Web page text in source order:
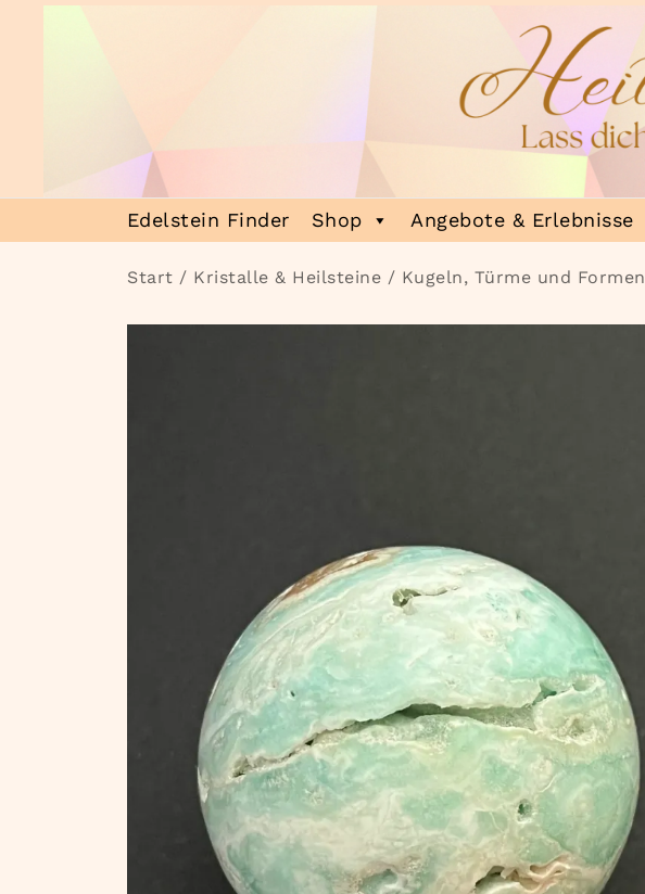
Heilsteinmagie
Lass dich verzaubern
Edelstein Finder Shop Angebote & Erlebnisse
Start / Kristalle & Heilsteine / Kugeln, Türme und Formen